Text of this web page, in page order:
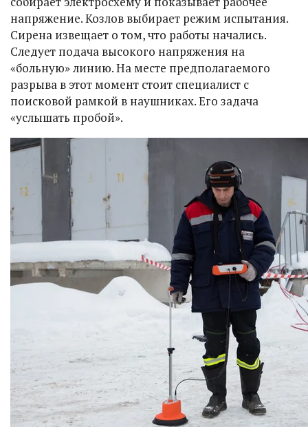
напряжение. Козлов выбирает режим испытания.
Сирена извещает о том, что работы начались.
Следует подача высокого напряжения на
«больную» линию. На месте предполагаемого
разрыва в этот момент стоит специалист с
поисковой рамкой в наушниках. Его задача
«услышать пробой».